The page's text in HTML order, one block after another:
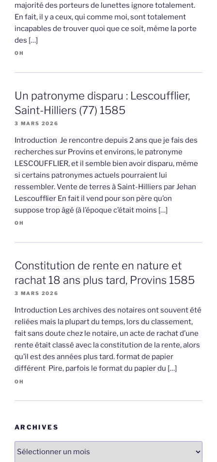
majorité des porteurs de lunettes ignore totalement.
En fait, il y a ceux, qui comme moi, sont totalement
incapables de trouver quoi que ce soit, même la porte
des […]
OH
Un patronyme disparu : Lescoufflier,
Saint-Hilliers (77) 1585
3 MARS 2026
Introduction Je rencontre depuis 2 ans que je fais des
recherches sur Provins et environs, le patronyme
LESCOUFFLIER, et il semble bien avoir disparu, même
si certains patronymes actuels pourraient lui
ressembler. Vente de terres à Saint-Hilliers par Jehan
Lescoufflier En fait il vend pour son père qu’on
suppose trop âgé (à l’époque c’était moins […]
OH
Constitution de rente en nature et
rachat 18 ans plus tard, Provins 1585
3 MARS 2026
Introduction Les archives des notaires ont souvent été
reliées mais la plupart du temps, lors du classement,
fait sans doute chez le notaire, un acte de rachat d’une
rente était classé avec la constitution de la rente, alors
qu’il est des années plus tard. format de papier
différent Pire, parfois le format du papier du […]
OH
ARCHIVES
Archives